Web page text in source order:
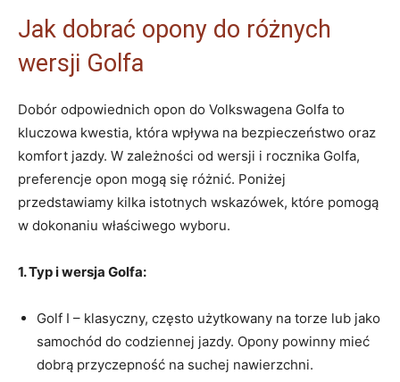
Jak dobrać opony ​do różnych
wersji Golfa
Dobór odpowiednich opon do Volkswagena Golfa to
kluczowa kwestia, która ⁤wpływa ​na bezpieczeństwo ‍oraz
komfort​ jazdy. W zależności od ​wersji‌ i rocznika Golfa,
preferencje opon mogą się różnić. Poniżej
przedstawiamy ​kilka istotnych wskazówek,⁤ które pomogą
w‍ dokonaniu ‍właściwego wyboru.
1. Typ i wersja Golfa:
Golf I‌ – klasyczny,⁤ często ⁣użytkowany⁣ na torze lub jako
samochód do codziennej jazdy. Opony powinny mieć
dobrą przyczepność⁣ na suchej nawierzchni.